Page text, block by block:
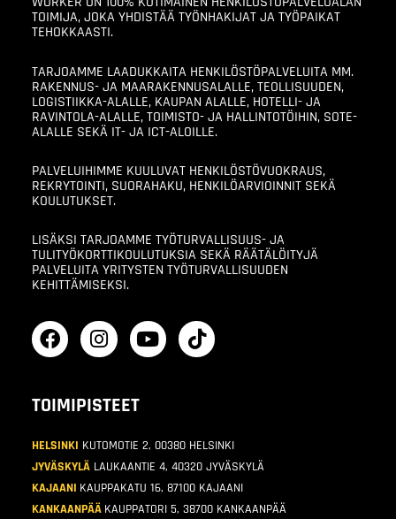
TOIMIJA, JOKA YHDISTÄÄ TYÖNHAKIJAT JA TYÖPAIKAT
TEHOKKAASTI.
TARJOAMME LAADUKKAITA HENKILÖSTÖPALVELUITA MM.
RAKENNUS- JA MAARAKENNUSALALLE, TEOLLISUUDEN,
LOGISTIIKKA-ALALLE, KAUPAN ALALLE, HOTELLI- JA
RAVINTOLA-ALALLE, TOIMISTO- JA HALLINTOTÖIHIN, SOTE-
ALALLE SEKÄ IT- JA ICT-ALOILLE.
PALVELUIHIMME KUULUVAT HENKILÖSTÖVUOKRAUS,
REKRYTOINTI, SUORAHAKU, HENKILÖARVIOINNIT SEKÄ
KOULUTUKSET.
LISÄKSI TARJOAMME TYÖTURVALLISUUS- JA
TULITYÖKORTTIKOULUTUKSIA SEKÄ RÄÄTÄLÖITYJÄ
PALVELUITA YRITYSTEN TYÖTURVALLISUUDEN
KEHITTÄMISEKSI.
TOIMIPISTEET
HELSINKI KUTOMOTIE 2, 00380 HELSINKI
JYVÄSKYLÄLAUKAANTIE 4, 40320 JYVÄSKYLÄ
KAJAANI KAUPPAKATU 16, 87100 KAJAANI
KANKAANPÄÄ KAUPPATORI 5, 38700 KANKAANPÄÄ